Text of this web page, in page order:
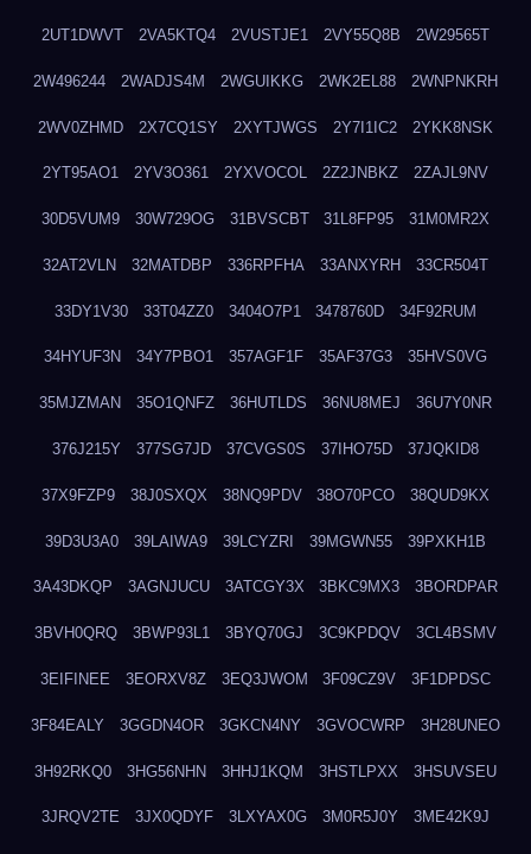
2UT1DWVT 2VA5KTQ4 2VUSTJE1 2VY55Q8B 2W29565T
2W496244 2WADJS4M 2WGUIKKG 2WK2EL88 2WNPNKRH
2WV0ZHMD 2X7CQ1SY 2XYTJWGS 2Y7I1IC2 2YKK8NSK
2YT95AO1 2YV3O361 2YXVOCOL 2Z2JNBKZ 2ZAJL9NV
30D5VUM9 30W729OG 31BVSCBT 31L8FP95 31M0MR2X
32AT2VLN 32MATDBP 336RPFHA 33ANXYRH 33CR504T
33DY1V30 33T04ZZ0 3404O7P1 3478760D 34F92RUM
34HYUF3N 34Y7PBO1 357AGF1F 35AF37G3 35HVS0VG
35MJZMAN 35O1QNFZ 36HUTLDS 36NU8MEJ 36U7Y0NR
376J215Y 377SG7JD 37CVGS0S 37IHO75D 37JQKID8
37X9FZP9 38J0SXQX 38NQ9PDV 38O70PCO 38QUD9KX
39D3U3A0 39LAIWA9 39LCYZRI 39MGWN55 39PXKH1B
3A43DKQP 3AGNJUCU 3ATCGY3X 3BKC9MX3 3BORDPAR
3BVH0QRQ 3BWP93L1 3BYQ70GJ 3C9KPDQV 3CL4BSMV
3EIFINEE 3EORXV8Z 3EQ3JWOM 3F09CZ9V 3F1DPDSC
3F84EALY 3GGDN4OR 3GKCN4NY 3GVOCWRP 3H28UNEO
3H92RKQ0 3HG56NHN 3HHJ1KQM 3HSTLPXX 3HSUVSEU
3JRQV2TE 3JX0QDYF 3LXYAX0G 3M0R5J0Y 3ME42K9J